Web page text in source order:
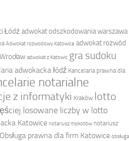
Łódź adwokat odszkodowania warszawa
Adwokat rozwodowy Katowice adwokat rozwód
adwokat z Katowic gra sudoku
adwokacka łódź Kancelaria prawna dla
notarialne
z informatyki Kraków lotto
losowane liczby w lotto
Katowice notariusz mokotów notariusz
Obsługa prawna dla firm Katowice obsługa